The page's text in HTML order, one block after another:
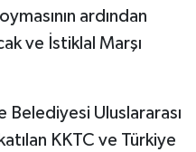
ardından
ve İstiklal Marşı
Belediyesi Uluslararası
KKTC ve Türkiye